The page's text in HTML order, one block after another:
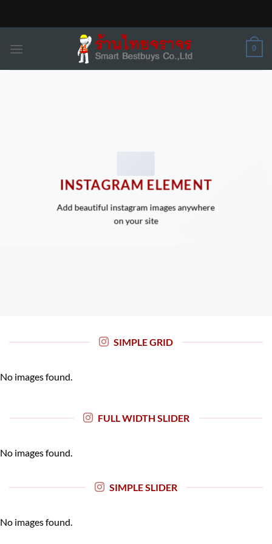
0
INSTAGRAM ELEMENT
Add beautiful instagram images anywhere
on your site
SIMPLE GRID
No images found.
FULL WIDTH SLIDER
No images found.
SIMPLE SLIDER
No images found.